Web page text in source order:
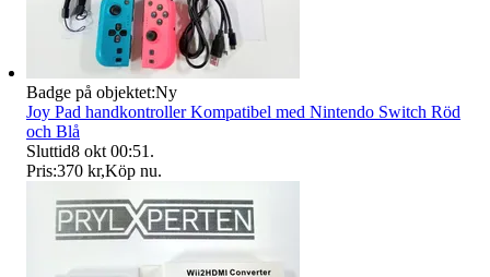
Badge på objektet:Ny
Joy Pad handkontroller Kompatibel med Nintendo Switch Röd
och Blå
Sluttid8 okt 00:51 .
Pris:370 kr,Köp nu.